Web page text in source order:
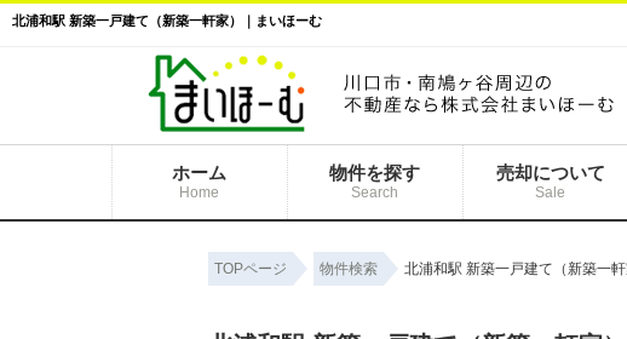
北浦和駅 新築一戸建て（新築一軒家）｜まいほーむ
ホーム
Home
物件を探す
Search
売却について
Sale
TOPページ 物件検索 北浦和駅 新築一戸建て（新築一